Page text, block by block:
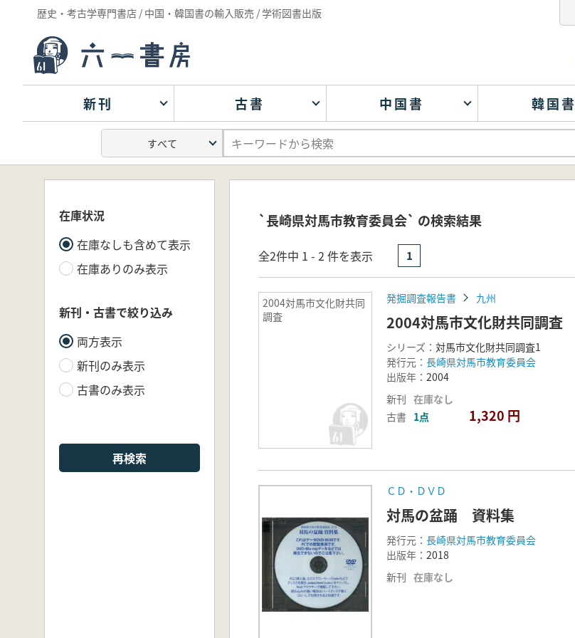
歴史・考古学専門書店 / 中国・韓国書の輸入販売 / 学術図書出版
新刊 古書 中国書 韓国書
在庫状況
在庫なしも含めて表示
在庫ありのみ表示
新刊・古書で絞り込み
両方表示
新刊のみ表示
古書のみ表示
再検索
`長崎県対馬市教育委員会` の検索結果
全2件中 1 - 2 件を表示 1
2004対馬市文化財共同
調査
発掘調査報告書 九州
2004対馬市文化財共同調査
シリーズ： 対馬市文化財共同調査1
発行元： 長崎県対馬市教育委員会
出版年： 2004
新刊 在庫なし
古書 1点 1,320 円
ＣＤ・ＤＶＤ
対馬の盆踊 資料集
発行元： 長崎県対馬市教育委員会
出版年： 2018
新刊 在庫なし